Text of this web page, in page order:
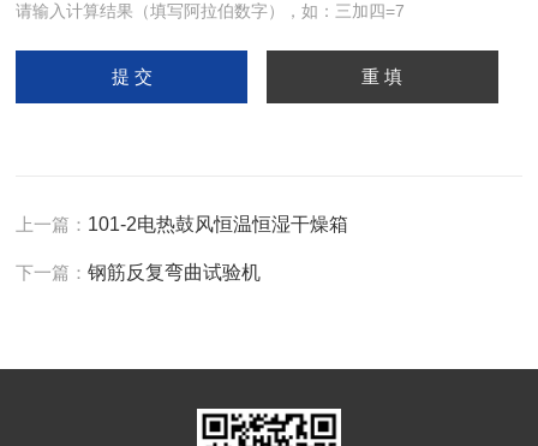
请输入计算结果（填写阿拉伯数字），如：三加四=7
上一篇： 101-2电热鼓风恒温恒湿干燥箱
下一篇：钢筋反复弯曲试验机